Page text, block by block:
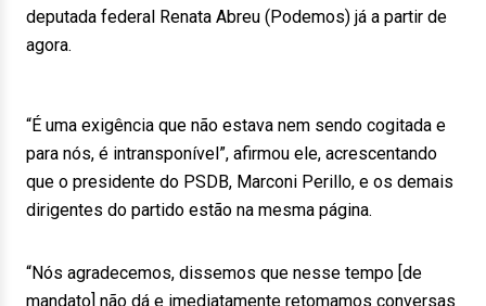
deputada federal Renata Abreu (Podemos) já a partir de
agora.
“É uma exigência que não estava nem sendo cogitada e
para nós, é intransponível”, afirmou ele, acrescentando
que o presidente do PSDB, Marconi Perillo, e os demais
dirigentes do partido estão na mesma página.
“Nós agradecemos, dissemos que nesse tempo [de
mandato] não dá e imediatamente retomamos conversas